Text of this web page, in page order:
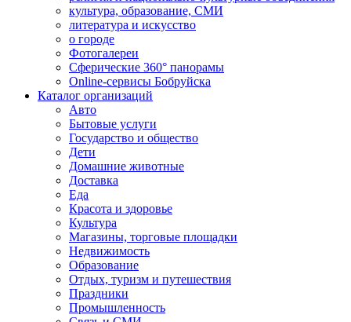
культура, образование, СМИ
литература и искусство
о городе
Фотогалереи
Сферические 360° панорамы
Online-сервисы Бобруйска
Каталог организаций
Авто
Бытовые услуги
Государство и общество
Дети
Домашние животные
Доставка
Еда
Красота и здоровье
Культура
Магазины, торговые площадки
Недвижимость
Образование
Отдых, туризм и путешествия
Праздники
Промышленность